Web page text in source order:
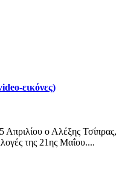
εικόνες)
Απριλίου ο Αλέξης Τσίπρας,
της 21ης Μαΐου....